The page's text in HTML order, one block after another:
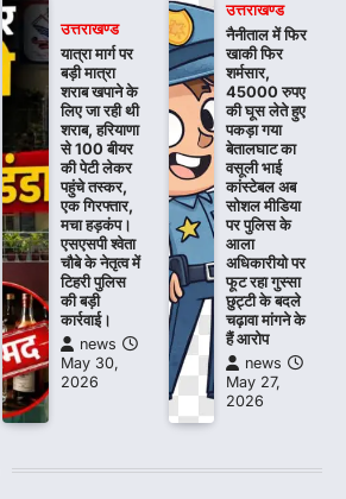
उत्तराखण्ड
यात्रा मार्ग पर
बड़ी मात्रा
शराब खपाने के
लिए जा रही थी
शराब, हरियाणा
से 100 बीयर
की पेटी लेकर
पहुंचे तस्कर,
एक गिरफ्तार,
मचा हड़कंप।
एसएसपी श्वेता
चौबे के नेतृत्व में
टिहरी पुलिस
की बड़ी
कार्रवाई।
news
May 30,
2026
उत्तराखण्ड
नैनीताल में फिर
खाकी फिर
शर्मसार,
45000 रुपए
की घूस लेते हुए
पकड़ा गया
बेतालघाट का
वसूली भाई
कांस्टेबल अब
सोशल मीडिया
पर पुलिस के
आला
अधिकारीयो पर
फूट रहा गुस्सा
छुट्टी के बदले
चढ़ावा मांगने के
हैं आरोप
news
May 27,
2026